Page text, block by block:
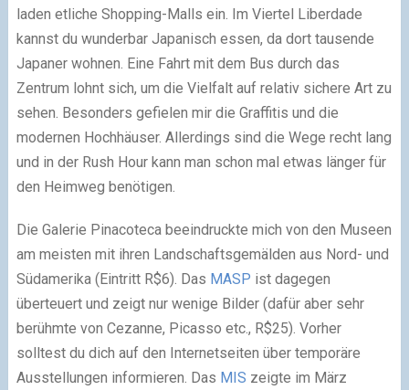
laden etliche Shopping-Malls ein. Im Viertel Liberdade
kannst du wunderbar Japanisch essen, da dort tausende
Japaner wohnen. Eine Fahrt mit dem Bus durch das
Zentrum lohnt sich, um die Vielfalt auf relativ sichere Art zu
sehen. Besonders gefielen mir die Graffitis und die
modernen Hochhäuser. Allerdings sind die Wege recht lang
und in der Rush Hour kann man schon mal etwas länger für
den Heimweg benötigen.
Die Galerie Pinacoteca beeindruckte mich von den Museen
am meisten mit ihren Landschaftsgemälden aus Nord- und
Südamerika (Eintritt R$6). Das MASP ist dagegen
überteuert und zeigt nur wenige Bilder (dafür aber sehr
berühmte von Cezanne, Picasso etc., R$25). Vorher
solltest du dich auf den Internetseiten über temporäre
Ausstellungen informieren. Das MIS zeigte im März